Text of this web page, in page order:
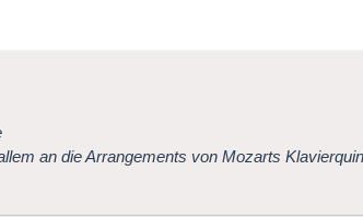
an die Arrangements von Mozarts